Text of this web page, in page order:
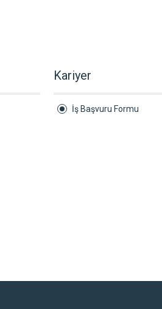
Kariyer
İş Başvuru Formu